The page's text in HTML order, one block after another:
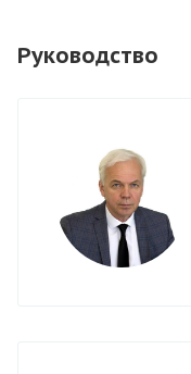
Руководство